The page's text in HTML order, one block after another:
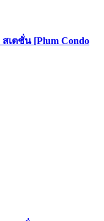
เตชั่น [Plum Condo